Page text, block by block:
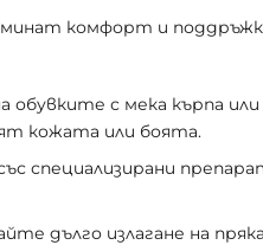
комфорт и
с мека кърпа или
кожата или боята.
дълго излагане на